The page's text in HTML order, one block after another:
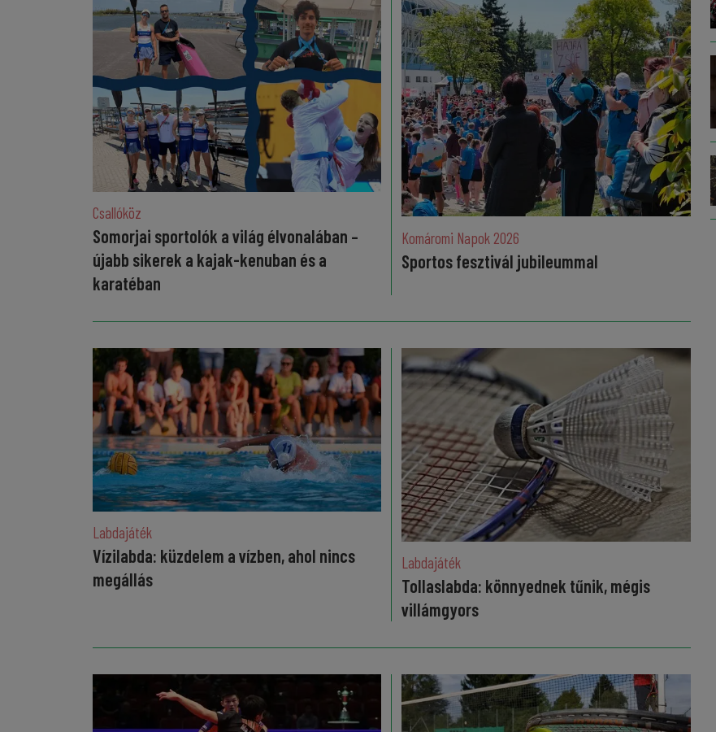
Csallóköz
Somorjai sportolók a világ élvonalában –
újabb sikerek a kajak-kenuban és a
karatéban
Komáromi Napok 2026
Sportos fesztivál jubileummal
Labdajáték
Vízilabda: küzdelem a vízben, ahol nincs
megállás
Labdajáték
Tollaslabda: könnyednek tűnik, mégis
villámgyors